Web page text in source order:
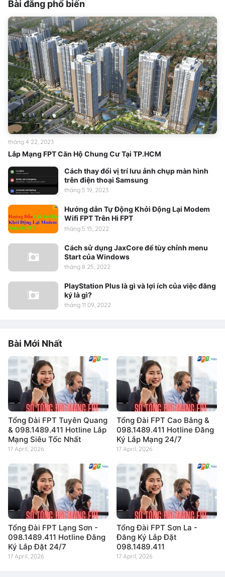
Bài đăng phổ biến
Lắp Mạng FPT Căn Hộ Chung Cư Tại TP.HCM
tháng 4 22, 2023
Cách thay đổi vị trí lưu ảnh chụp màn hình
trên điện thoại Samsung
tháng 5 19, 2023
Hướng dẫn Tự Động Khởi Động Lại Modem
Wifi FPT Trên Hi FPT
tháng 5 15, 2022
Cách sử dụng JaxCore để tùy chỉnh menu
Start của Windows
tháng 8 25, 2022
PlayStation Plus là gì và lợi ích của việc đăng
ký là gì?
tháng 11 09, 2022
Bài Mới Nhất
Tổng Đài FPT Tuyên Quang
& 098.1489.411 Hotline Lắp
Mạng Siêu Tốc Nhất
17 April, 2026
Tổng Đài FPT Cao Bằng &
098.1489.411 Hotline Đăng
Ký Lắp Mạng 24/7
17 April, 2026
Tổng Đài FPT Lạng Sơn -
098.1489.411 Hotline Đăng
Ký Lắp Đặt 24/7
17 April, 2026
Tổng Đài FPT Sơn La -
Đăng Ký Lắp Đặt
098.1489.411
17 April, 2026